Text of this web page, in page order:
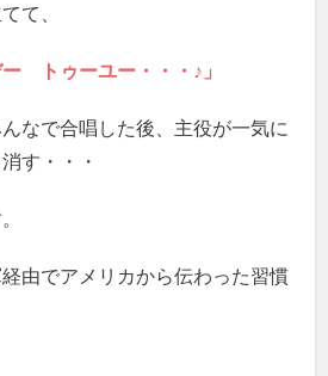
て、
ー トゥーユー・・・♪」
なで合唱した後、主役が一気に
す・・・
由でアメリカから伝わった習慣